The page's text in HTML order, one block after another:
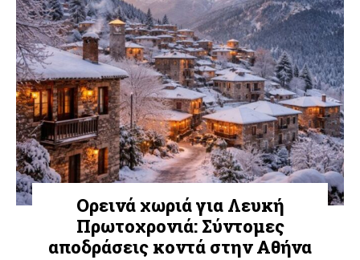
Ορεινά χωριά για Λευκή
Πρωτοχρονιά: Σύντομες
αποδράσεις κοντά στην Αθήνα